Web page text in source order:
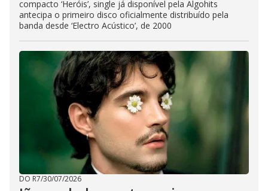
compacto ‘Heróis’, single já disponível pela Algohits
antecipa o primeiro disco oficialmente distribuído pela
banda desde ‘Electro Acústico’, de 2000
DO R7/30/07/2026